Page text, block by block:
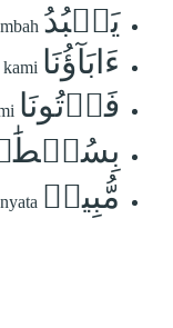
يَعۡبُدُ
ءَابَآؤُنَا
فَأۡتُونَا
مُّبِينٖ